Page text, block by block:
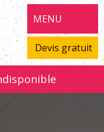
MENU
Devis gratuit